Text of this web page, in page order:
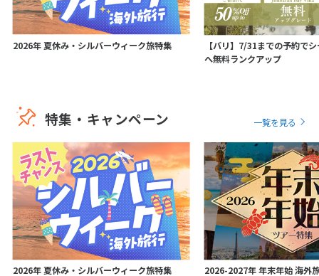
2026年 夏休み・シルバーウィーク旅特集
【バリ】7/31までの予約で
へ無料ランクアップ
特集・キャンペーン 一覧を見る
2026年 夏休み・シルバーウィーク旅特集 2026-2027年 年末年始 海外